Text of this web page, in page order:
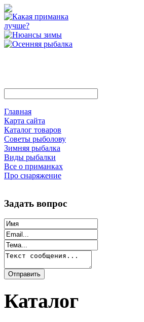
Главная
Карта сайта
Каталог товаров
Советы рыболову
Зимняя рыбалка
Виды рыбалки
Все о приманках
Про снаряжение
Задать вопрос
Каталог